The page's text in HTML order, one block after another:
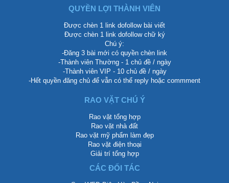
QUYỀN LỢI THÀNH VIÊN
Được chèn 1 link dofollow bài viết
Được chèn 1 link dofollow chữ ký
Chú ý:
-Đăng 3 bài mới có quyền chèn link
-Thành viên Thường - 1 chủ đề / ngày
-Thành viên VIP - 10 chủ đề / ngày
-Hết quyền đăng chủ để vẫn có thể reply hoặc commment
RAO VẶT CHÚ Ý
Rao vặt tổng hợp
Rao vặt nhà đất
Rao vặt mỹ phẩm làm đẹp
Rao vặt điện thoại
Giải trí tổng hợp
CÁC ĐỐI TÁC